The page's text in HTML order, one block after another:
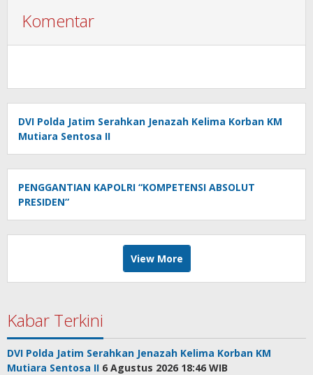
Komentar
DVI Polda Jatim Serahkan Jenazah Kelima Korban KM
Mutiara Sentosa II
PENGGANTIAN KAPOLRI “KOMPETENSI ABSOLUT
PRESIDEN”
View More
Kabar Terkini
DVI Polda Jatim Serahkan Jenazah Kelima Korban KM
Mutiara Sentosa II 6 Agustus 2026 18:46 WIB